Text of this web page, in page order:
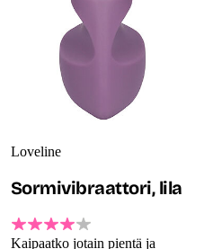
Loveline
Sormivibraattori, lila
Kaipaatko jotain pientä ja